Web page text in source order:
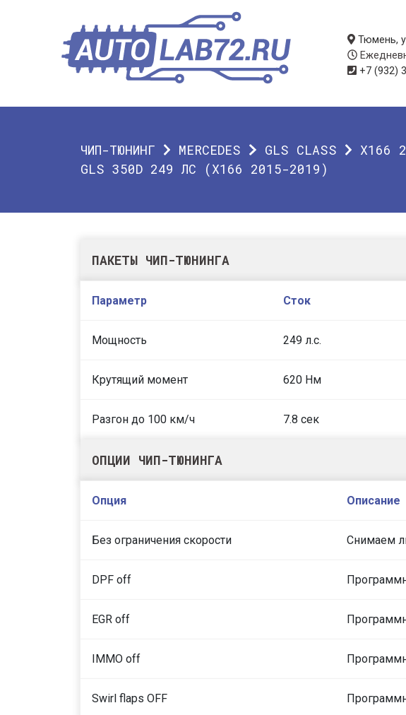
Тюмень,
+7 (932)
ЧИП-ТЮНИНГ MERCEDES GLS CLASS X166
GLS 350D 249 ЛС (X166 2015-2019)
ПАКЕТЫ ЧИП-ТЮНИНГА
Параметр Сток
Мощность 249 л.с.
Крутящий момент 620 Нм
Разгон до 100 км/ч 7.8 сек
ОПЦИИ ЧИП-ТЮНИНГА
Опция Описание
Без ограничения скорости Снимаем
DPF off
EGR off
IMMO off
Swirl flaps OFF